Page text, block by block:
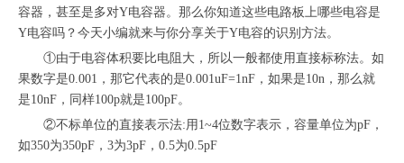
容器 ，甚至是多对Y电容器。那么你知道这些电路板上哪些电容是
Y电容吗？今天小编就来与你分享关于Y电容的识别方法。
①由于电容体积要比电阻大，所以一般都使用直接标称法。如
果数字是0.001，那它代表的是0.001uF=1nF，如果是10n，那么就
是10nF，同样100p就是100pF。
②不标单位的直接表示法:用1~4位数字表示，容量单位为pF，
如350为350pF，3为3pF，0.5为0.5pF